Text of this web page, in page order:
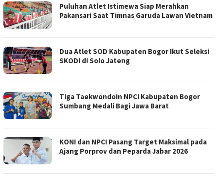
Puluhan Atlet Istimewa Siap Merahkan
Pakansari Saat Timnas Garuda Lawan Vietnam
Dua Atlet SOD Kabupaten Bogor Ikut Seleksi
SKODI di Solo Jateng
Tiga Taekwondoin NPCI Kabupaten Bogor
Sumbang Medali Bagi Jawa Barat
KONI dan NPCI Pasang Target Maksimal pada
Ajang Porprov dan Peparda Jabar 2026